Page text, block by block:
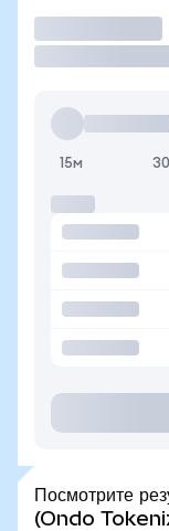
15м
Посмотрите
(Ondo